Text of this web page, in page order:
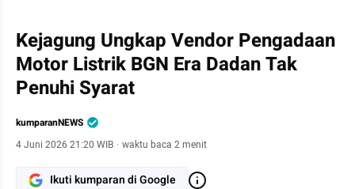
Kejagung Ungkap Vendor Pengadaan
Motor Listrik BGN Era Dadan Tak
Penuhi Syarat
kumparanNEWS
4 Juni 2026 21:20 WIB · waktu baca 2 menit
Ikuti kumparan di Google